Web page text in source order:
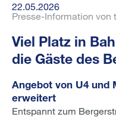
22.05.2026
Presse-Information von
Viel Platz in
die Gäste des
Angebot von U4 und
erweitert
Entspannt zum